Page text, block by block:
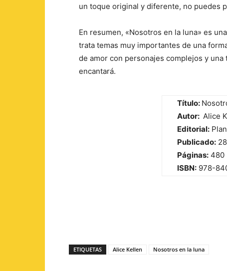
un toque original y diferente, no puedes
En resumen, «Nosotros en la luna» es
trata temas muy importantes de una
de amor con personajes complejos y
encantará.
Título:
Autor: Alice
Editorial:
Publicado:
Páginas: 480
ISBN: 978-
ETIQUETAS Alice Kellen Nosotros en la luna